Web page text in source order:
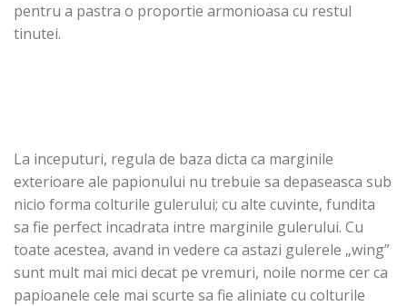
pentru a pastra o proportie armonioasa cu restul
tinutei.
La inceputuri, regula de baza dicta ca marginile
exterioare ale papionului nu trebuie sa depaseasca sub
nicio forma colturile gulerului; cu alte cuvinte, fundita
sa fie perfect incadrata intre marginile gulerului. Cu
toate acestea, avand in vedere ca astazi gulerele „wing”
sunt mult mai mici decat pe vremuri, noile norme cer ca
papioanele cele mai scurte sa fie aliniate cu colturile